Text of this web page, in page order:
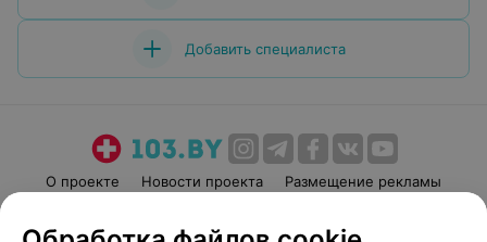
Добавить специалиста
О проекте Новости проекта
Размещение рекламы